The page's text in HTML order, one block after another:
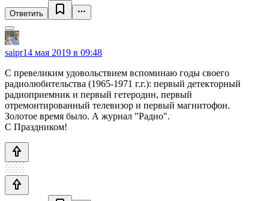
Ответить
saipr14 мая 2019 в 09:48
С превеликим удовольствием вспоминаю годы своего
радиолюбительства (1965-1971 г.г.): первый детекторный
радиоприемник и первый гетеродин, первый
отремонтированный телевизор и первый магнитофон.
Золотое время было. А журнал "Радио".
С Праздником!